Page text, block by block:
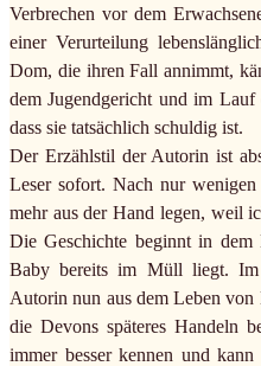
Verbrechen vor dem
einer Verurteilung
Dom, die ihren Fall annimmt,
dem Jugendgericht und im Lauf
dass sie tatsächlich schuldig ist.
Der Erzählstil der Autorin ist
Leser sofort. Nach nur
mehr aus der Hand legen, weil
Die Geschichte beginnt in
Baby bereits im Müll liegt.
Autorin nun aus dem Leben
die Devons späteres Handeln
immer besser kennen und